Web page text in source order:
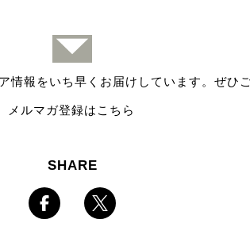
情報をいち早くお届けしています。ぜひ
メルマガ登録はこちら
SHARE